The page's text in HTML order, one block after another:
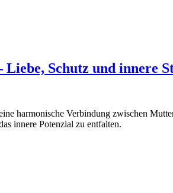
Schutz und innere
harmonische Verbindung zwischen
innere Potenzial zu entfalten.